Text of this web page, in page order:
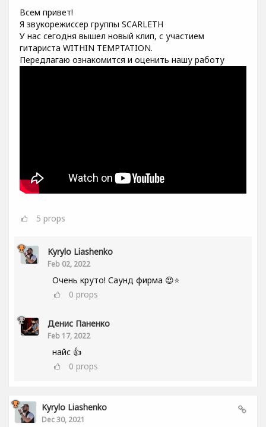
Всем привет!
Я звукорежиссер группы SCARLETH
У нас сегодня вышел новый клип, с участием
гитариста WITHIN TEMPTATION.
Передлагаю ознакомится и оценить нашу работу
5 props
Kyrylo Liashenko
Feb 02, 2022
Очень круто! Саунд фирма 😍⭐
0 props
Денис Паненко
Feb 17, 2022
найс 👍
0 props
Kyrylo Liashenko
Dec 30, 2021